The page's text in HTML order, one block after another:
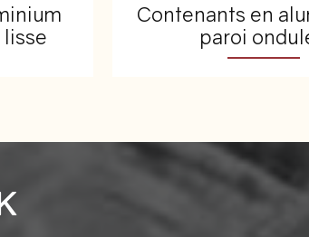
Contenants en
paroi